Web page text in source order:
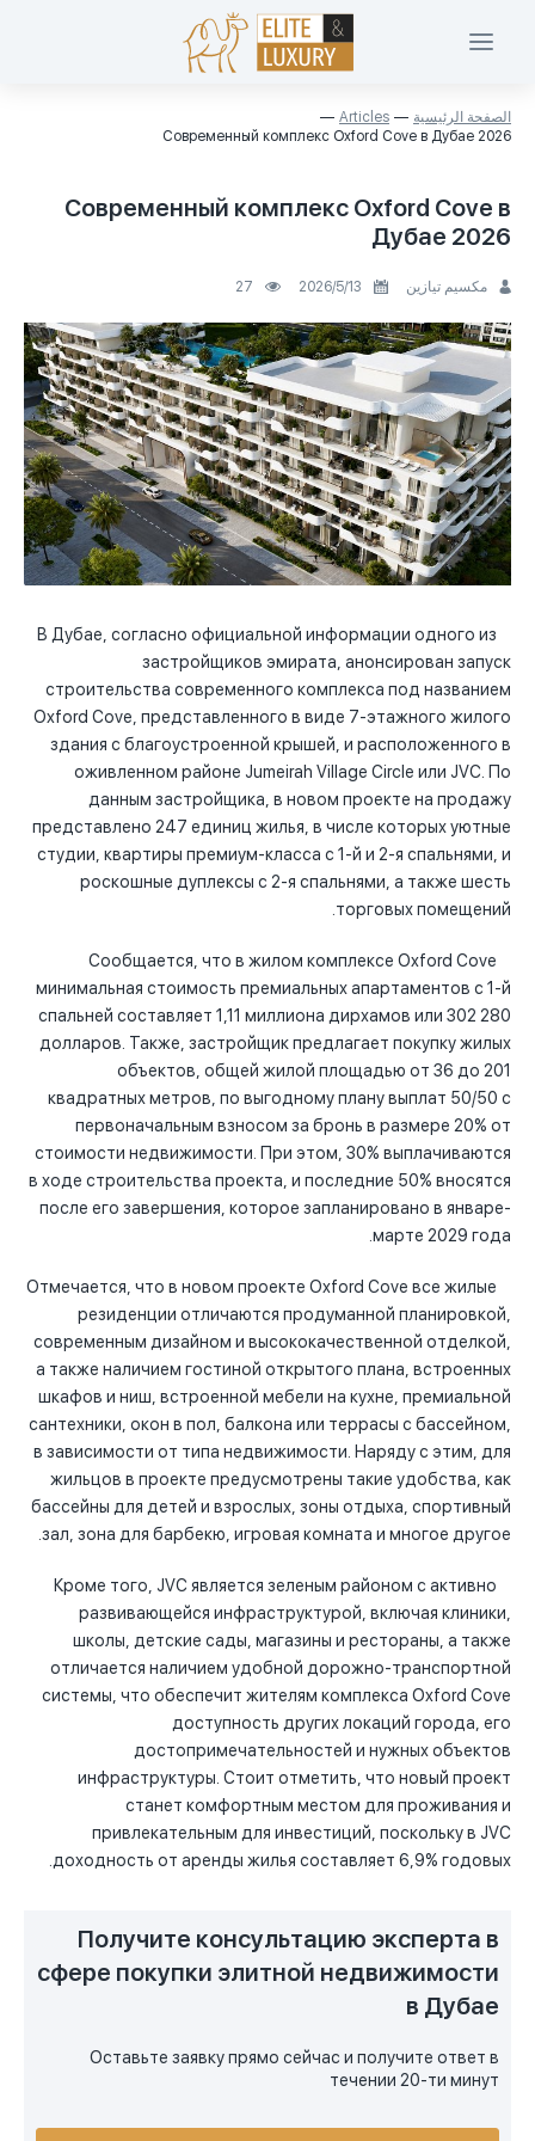
الصفحة الرئيسية
Articles
Современный комплекс Oxford Cove в Дубае 2026
Современный комплекс Oxford Cove в
Дубае 2026
مكسيم تيازين 13‏/5‏/2026
27
В Дубае, согласно официальной информации одного из
застройщиков эмирата, анонсирован запуск
строительства современного комплекса под названием
Oxford Cove, представленного в виде 7-этажного жилого
здания с благоустроенной крышей, и расположенного в
оживленном районе Jumeirah Village Circle или JVC. По
данным застройщика, в новом проекте на продажу
представлено 247 единиц жилья, в числе которых уютные
студии, квартиры премиум-класса с 1-й и 2-я спальнями, и
роскошные дуплексы с 2-я спальнями, а также шесть
торговых помещений.
Сообщается, что в жилом комплексе Oxford Cove
минимальная стоимость премиальных апартаментов с 1-й
спальней составляет 1,11 миллиона дирхамов или 302 280
долларов. Также, застройщик предлагает покупку жилых
объектов, общей жилой площадью от 36 до 201
квадратных метров, по выгодному плану выплат 50/50 с
первоначальным взносом за бронь в размере 20% от
стоимости недвижимости. При этом, 30% выплачиваются
в ходе строительства проекта, и последние 50% вносятся
после его завершения, которое запланировано в январе-
марте 2029 года.
Отмечается, что в новом проекте Oxford Cove все жилые
резиденции отличаются продуманной планировкой,
современным дизайном и высококачественной отделкой,
а также наличием гостиной открытого плана, встроенных
шкафов и ниш, встроенной мебели на кухне, премиальной
сантехники, окон в пол, балкона или террасы с бассейном,
в зависимости от типа недвижимости. Наряду с этим, для
жильцов в проекте предусмотрены такие удобства, как
бассейны для детей и взрослых, зоны отдыха, спортивный
зал, зона для барбекю, игровая комната и многое другое.
Кроме того, JVC является зеленым районом с активно
развивающейся инфраструктурой, включая клиники,
школы, детские сады, магазины и рестораны, а также
отличается наличием удобной дорожно-транспортной
системы, что обеспечит жителям комплекса Oxford Cove
доступность других локаций города, его
достопримечательностей и нужных объектов
инфраструктуры. Стоит отметить, что новый проект
станет комфортным местом для проживания и
привлекательным для инвестиций, поскольку в JVC
доходность от аренды жилья составляет 6,9% годовых.
Получите консультацию эксперта в
сфере покупки элитной недвижимости
в Дубае
Оставьте заявку прямо сейчас и получите ответ в
течении 20-ти минут